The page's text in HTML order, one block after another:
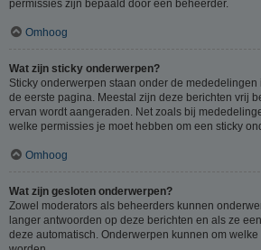
permissies zijn bepaald door een beheerder.
Omhoog
Wat zijn sticky onderwerpen?
Sticky onderwerpen staan onder de
de eerste pagina. Meestal zijn deze berichten vrij
ervan wordt aangeraden. Net zoals bij
welke permissies je moet hebben om een sticky
Omhoog
Wat zijn gesloten onderwerpen?
Zowel moderators als beheerders kunnen
langer antwoorden op deze berichten en als ze
deze automatisch. Onderwerpen kunnen om